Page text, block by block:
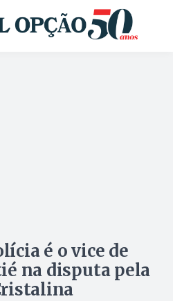
é o vice de
na disputa pela